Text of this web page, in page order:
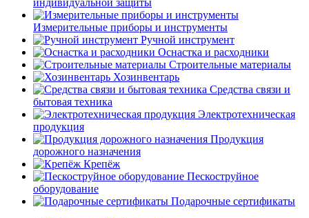
индивидуальной защиты
Измерительные приборы и инструменты
Ручной инструмент
Оснастка и расходники
Строительные материалы
Хозинвентарь
Средства связи и
бытовая техника
Электротехническая
продукция
Продукция
дорожного назначения
Крепёж
Пескоструйное
оборудование
Подарочные сертификаты